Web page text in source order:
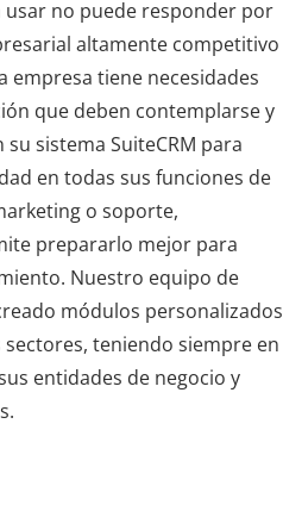
usar no puede responder por
altamente competitivo
empresa tiene necesidades
que deben contemplarse y
sistema SuiteCRM para
en todas sus funciones de
o soporte,
prepararlo mejor para
Nuestro equipo de
módulos personalizados
teniendo siempre en
entidades de negocio y